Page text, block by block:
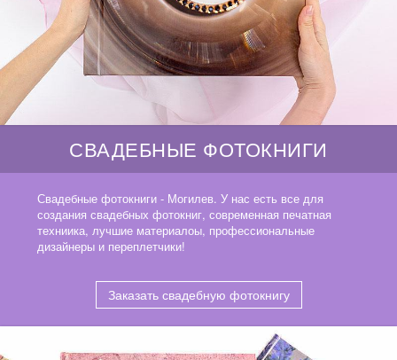
СВАДЕБНЫЕ ФОТОКНИГИ
Свадебные фотокниги - Могилев. У нас есть все для
создания свадебных фотокниг, современная печатная
техниика, лучшие материалоы, профессиональные
дизайнеры и переплетчики!
Заказать свадебную фотокнигу